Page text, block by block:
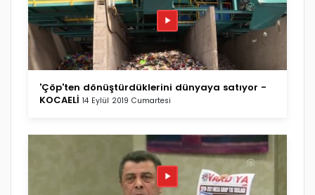
'Çöp'ten dönüştürdüklerini dünyaya satıyor -
KOCAELİ 14 Eylül 2019 Cumartesi